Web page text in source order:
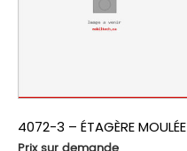
4072-3 – ÉTAGÈRE MOULÉE